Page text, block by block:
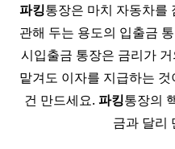
파킹통장은 마치 자동차를
관해 두는 용도의 입출금
시입출금 통장은 금리가
맡겨도 이자를 지급하는
건 만드세요. 파킹통장의
금과 달리